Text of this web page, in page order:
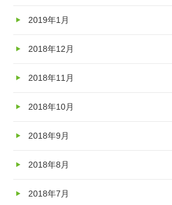
2019年1月
2018年12月
2018年11月
2018年10月
2018年9月
2018年8月
2018年7月